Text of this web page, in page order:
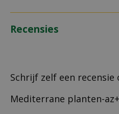
Recensies
Schrijf zelf een recensie
Mediterrane planten-